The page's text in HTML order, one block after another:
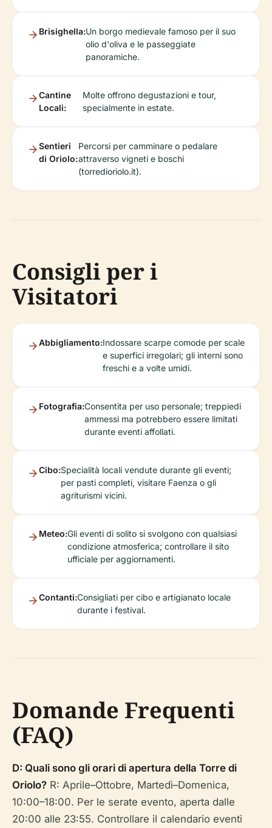
Brisighella:Un borgo medievale famoso per il suo
olio d'oliva e le passeggiate
panoramiche.
Cantine
Locali:
Molte offrono degustazioni e tour,
specialmente in estate.
Sentieri
di Oriolo:
Percorsi per camminare o pedalare
attraverso vigneti e boschi
(torredioriolo.it).
Consigli per i
Visitatori
Abbigliamento:Indossare scarpe comode per scale
e superfici irregolari; gli interni sono
freschi e a volte umidi.
Fotografia:Consentita per uso personale; treppiedi
ammessi ma potrebbero essere limitati
durante eventi affollati.
Cibo:Specialità locali vendute durante gli eventi;
per pasti completi, visitare Faenza o gli
agriturismi vicini.
Meteo:Gli eventi di solito si svolgono con qualsiasi
condizione atmosferica; controllare il sito
ufficiale per aggiornamenti.
Contanti:Consigliati per cibo e artigianato locale
durante i festival.
Domande Frequenti
(FAQ)
D: Quali sono gli orari di apertura della Torre di
Oriolo? R: Aprile–Ottobre, Martedì–Domenica,
10:00–18:00. Per le serate evento, aperta dalle
20:00 alle 23:55. Controllare il calendario eventi